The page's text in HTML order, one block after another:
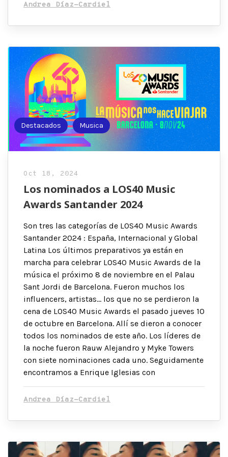
Andrea Díaz-Cardiel
Destacados Musica
Oct 18, 2024
Los nominados a LOS40 Music
Awards Santander 2024
Son tres las categorías de LOS40 Music Awards
Santander 2024 : España, Internacional y Global
Latina Los últimos preparativos ya están en
marcha para celebrar LOS40 Music Awards de la
música el próximo 8 de noviembre en el Palau
Sant Jordi de Barcelona. Fueron muchos los
influencers, artistas… los que no se perdieron la
cena de LOS40 Music Awards el pasado jueves 10
de octubre en Barcelona. Allí se dieron a conocer
todos los nominados de este año. Los líderes de
la noche fueron Rauw Alejandro y Myke Towers
con siete nominaciones cada uno. Seguidamente
encontramos a Enrique Iglesias con
Andrea Díaz-Cardiel